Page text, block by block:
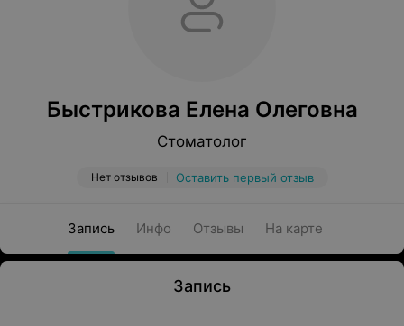
Быстрикова Елена Олеговна
Стоматолог
Нет отзывов Оставить первый отзыв
Запись Инфо Отзывы На карте
Запись